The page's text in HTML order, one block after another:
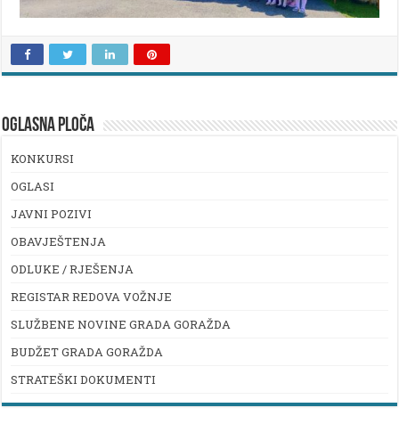
OGLASNA PLOČA
KONKURSI
OGLASI
JAVNI POZIVI
OBAVJEŠTENJA
ODLUKE / RJEŠENJA
REGISTAR REDOVA VOŽNJE
SLUŽBENE NOVINE GRADA GORAŽDA
BUDŽET GRADA GORAŽDA
STRATEŠKI DOKUMENTI